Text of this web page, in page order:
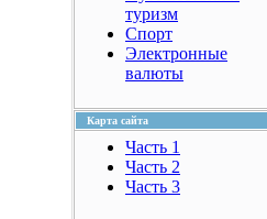
туризм
Спорт
Электронные
валюты
Карта сайта
Часть 1
Часть 2
Часть 3